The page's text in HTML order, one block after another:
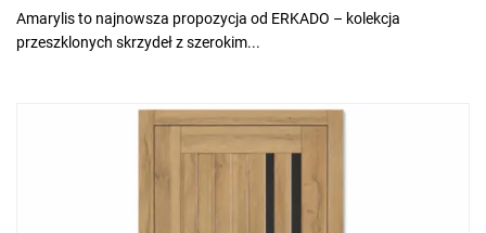
Amarylis to najnowsza propozycja od ERKADO – kolekcja
przeszklonych skrzydeł z szerokim...